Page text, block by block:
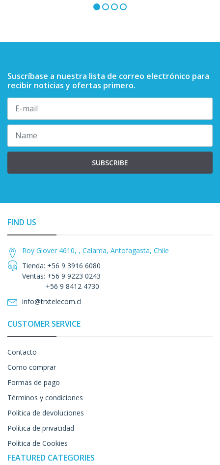
Suscríbase a nuestra lista de correo electrónico para
recibir noticias y ofertas primero.
SUBSCRIBE
FIND US
Roy Glover 4610, , Calama, Antofagasta, Chile
Tienda: +56 9 3916 6080
Ventas: +56 9 9223 0243
+56 9 8412 4730
info@trxtelecom.cl
CUSTOMER SERVICE
Contacto
Como comprar
Formas de pago
Términos y condiciones
Política de devoluciones
Política de privacidad
Política de Cookies
FEATURED CATEGORIES